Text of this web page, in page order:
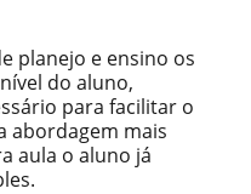
planejo e ensino os
do aluno,
para facilitar o
abordagem mais
aula o aluno já